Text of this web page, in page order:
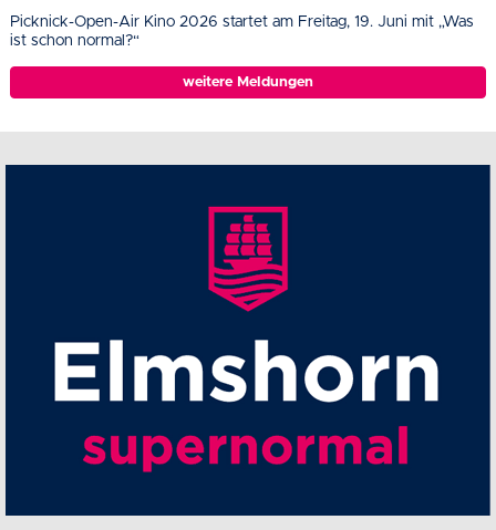
Picknick-Open-Air Kino 2026 startet am Freitag, 19. Juni mit „Was
ist schon normal?“
weitere Meldungen